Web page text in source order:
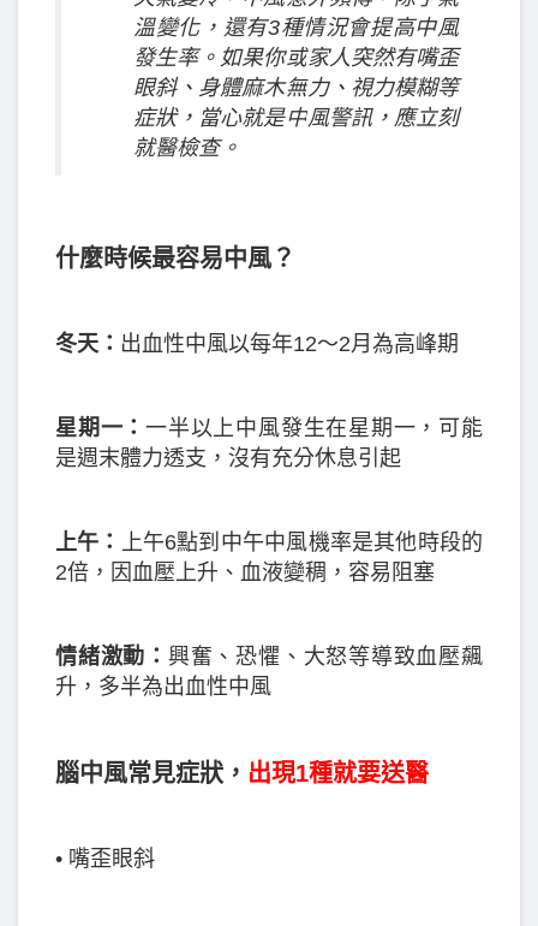
溫變化，還有3種情況會提高中風
發生率。如果你或家人突然有嘴歪
眼斜、身體麻木無力、視力模糊等
症狀，當心就是中風警訊，應立刻
就醫檢查。
什麼時候最容易中風？
冬天： 出血性中風以每年12～2月為高峰期
星期一：一半以上中風發生在星期一，可能
是週末體力透支，沒有充分休息引起
上午：
上午6點到中午中風機率是其他時段的
2倍，因血壓上升、血液變稠，容易阻塞
情緒激動： 興奮、恐懼、大怒等導致血壓飆
升，多半為出血性中風
腦中風常見症狀， 出現1種就要送醫
• 嘴歪眼斜